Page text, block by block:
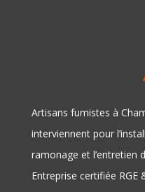
Artisans fumistes à
interviennent pour
ramonage et l’entretien
Entreprise certifiée RGE